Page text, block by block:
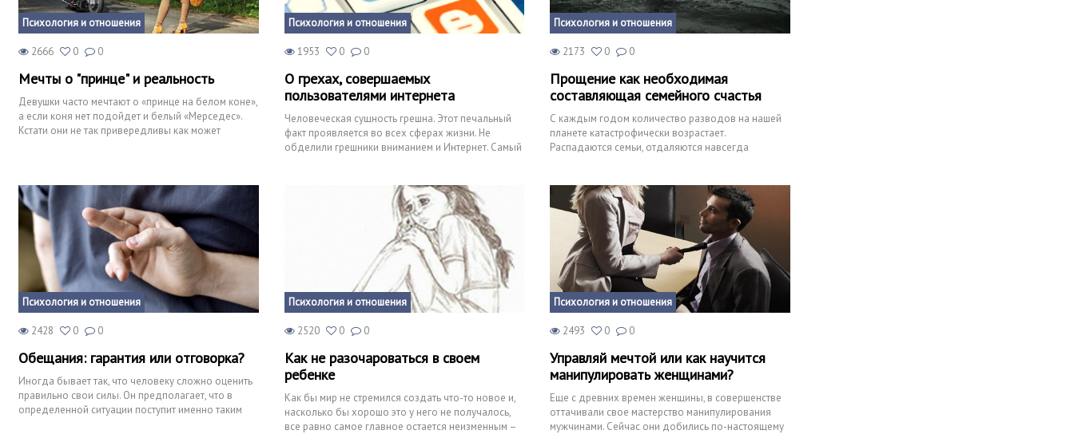
Психология и отношения
2666 0 0
Мечты о "принце" и реальность
Девушки часто мечтают о «принце на белом коне»,
а если коня нет подойдет и белый «Мерседес».
Кстати они не так привередливы как может
Психология и отношения
1953 0 0
О грехах, совершаемых
пользователями интернета
Человеческая сущность грешна. Этот печальный
факт проявляется во всех сферах жизни. Не
обделили грешники вниманием и Интернет. Самый
Психология и отношения
2173 0 0
Прощение как необходимая
составляющая семейного счастья
С каждым годом количество разводов на нашей
планете катастрофически возрастает.
Распадаются семьи, отдаляются навсегда
Психология и отношения
2428 0 0
Обещания: гарантия или отговорка?
Иногда бывает так, что человеку сложно оценить
правильно свои силы. Он предполагает, что в
определенной ситуации поступит именно таким
Психология и отношения
2520 0 0
Как не разочароваться в своем
ребенке
Как бы мир не стремился создать что-то новое и,
насколько бы хорошо это у него не получалось,
все равно самое главное остается неизменным –
Психология и отношения
2493 0 0
Управляй мечтой или как научится
манипулировать женщинами?
Еще с древних времен женщины, в совершенстве
оттачивали свое мастерство манипулирования
мужчинами. Сейчас они добились по-настоящему